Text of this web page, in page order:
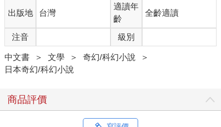
「這麼說來，第八天夜晚，正是昨晚嗎－－」博雅問。
「是的－－」
昨晚－－
第八天夜晚，魚丸如常運送某物抵達池子對岸。
應該可以了。」
火丸如此說後，昨晚又多給了魚丸五枚錢幣，之後便消失蹤影。
出版地 台灣
適讀年
齡
全齡適讀
注音 級別
中文書 ＞ 文學 ＞ 奇幻/科幻小說
＞
日本奇幻/科幻小說
商品評價